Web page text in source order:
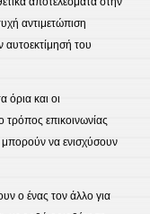
αντιμετώπιση
αυτοεκτίμησή του
όρια και οι
τρόπος επικοινωνίας
μπορούν να ενισχύσουν
ο ένας τον άλλο για